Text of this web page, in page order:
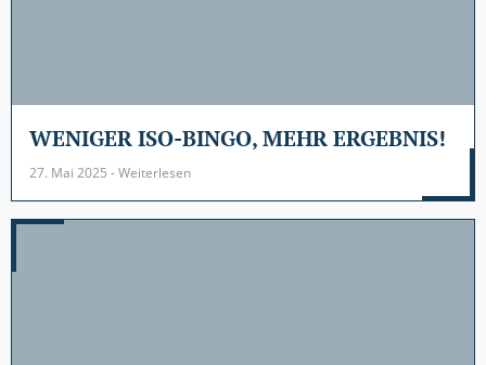
WENIGER ISO-BINGO, MEHR ERGEBNIS!
27. Mai 2025 - Weiterlesen